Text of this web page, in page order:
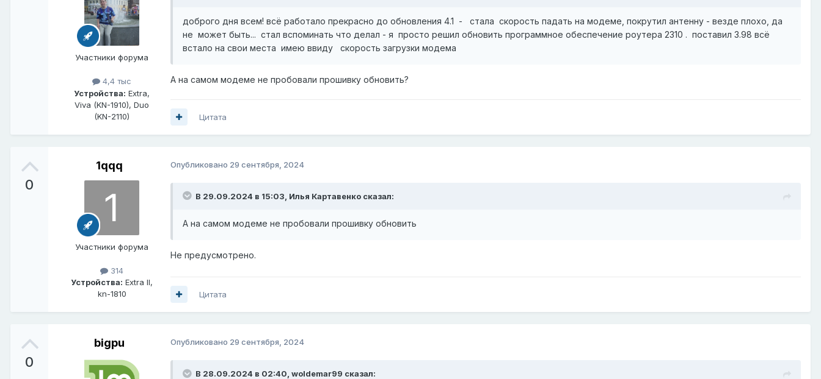
Участники форума
4,4 тыс
Устройства: Extra,
Viva (KN-1910), Duo
(KN-2110)
доброго дня всем! всё работало прекрасно до обновления 4.1 - стала скорость падать на модеме, покрутил антенну - везде плохо, да
не может быть... стал вспоминать что делал - я просто решил обновить программное обеспечение роутера 2310 . поставил 3.98 всё
встало на свои места имею ввиду скорость загрузки модема
А на самом модеме не пробовали прошивку обновить?
Цитата
0
1qqq
Участники форума
314
Устройства: Extra ll,
kn-1810
Опубликовано 29 сентября, 2024
В 29.09.2024 в 15:03, Илья Картавенко сказал:
А на самом модеме не пробовали прошивку обновить
Не предусмотрено.
Цитата
0
bigpu Опубликовано 29 сентября, 2024
В 28.09.2024 в 02:40, woldemar99 сказал: